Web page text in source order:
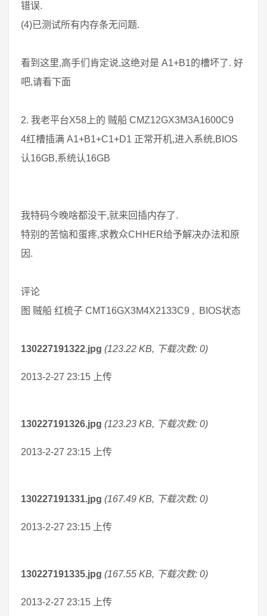
错误.
(4)已测试所有内存条无问题.
看到这里,高手们肯定说,这绝对是 A1+B1的槽坏了. 好
吧,请看下面
2. 我老平台X58上的 贼船 CMZ12GX3M3A1600C9
4红槽插满 A1+B1+C1+D1 正常开机,进入系统,BIOS
认16GB,系统认16GB
我特码今晚啥都没干,就来回插内存了.
特别的苦恼和蛋疼,求教众CHHER给予解决办法和原
因.
评论
图 贼船 红梳子 CMT16GX3M4X2133C9 , BIOS状态
130227191322.jpg (123.22 KB, 下载次数: 0)
2013-2-27 23:15 上传
130227191326.jpg (123.23 KB, 下载次数: 0)
2013-2-27 23:15 上传
130227191331.jpg (167.49 KB, 下载次数: 0)
2013-2-27 23:15 上传
130227191335.jpg (167.55 KB, 下载次数: 0)
2013-2-27 23:15 上传